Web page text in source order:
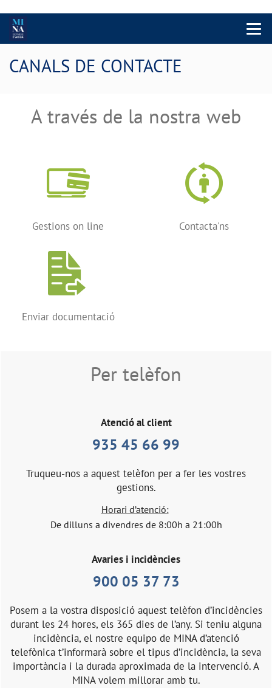
Menu
CANALS DE CONTACTE
A través de la nostra web
Gestions on line Contacta'ns
Enviar documentació
Per telèfon
Atenció al client
935 45 66 99
Truqueu-nos a aquest telèfon per a fer les vostres
gestions.
Horari d’atenció:
De dilluns a divendres de 8:00h a 21:00h
Avaries i incidències
900 05 37 73
Posem a la vostra disposició aquest telèfon d’incidències
durant les 24 hores, els 365 dies de l’any. Si teniu alguna
incidència, el nostre equipo de MINA d’atenció
telefònica t’informarà sobre el tipus d’incidència, la seva
importància i la durada aproximada de la intervenció. A
MINA volem millorar amb tu.